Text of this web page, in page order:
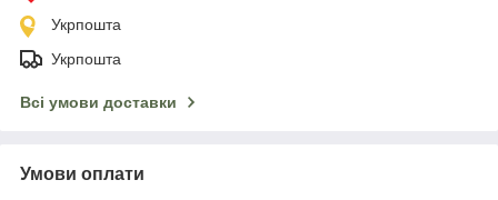
Укрпошта
Укрпошта
Всі умови доставки
Умови оплати